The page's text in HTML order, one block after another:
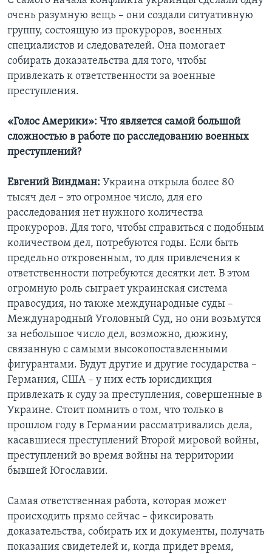
очень разумную вещь – они создали ситуативную
группу, состоящую из прокуроров, военных
специалистов и следователей. Она помогает
собирать доказательства для того, чтобы
привлекать к ответственности за военные
преступления.
«Голос Америки»: Что является самой большой
сложностью в работе по расследованию военных
преступлений?
Евгений Виндман: Украина открыла более 80
тысяч дел – это огромное число, для его
расследования нет нужного количества
прокуроров. Для того, чтобы справиться с подобным
количеством дел, потребуются годы. Если быть
предельно откровенным, то для привлечения к
ответственности потребуются десятки лет. В этом
огромную роль сыграет украинская система
правосудия, но также международные суды –
Международный Уголовный Суд, но они возьмутся
за небольшое число дел, возможно, дюжину,
связанную с самыми высокопоставленными
фигурантами. Будут другие и другие государства –
Германия, США – у них есть юрисдикция
привлекать к суду за преступления, совершенные в
Украине. Стоит помнить о том, что только в
прошлом году в Германии рассматривались дела,
касавшиеся преступлений Второй мировой войны,
преступлений во время войны на территории
бывшей Югославии.
Самая ответственная работа, которая может
происходить прямо сейчас – фиксировать
доказательства, собирать их и документы, получать
показания свидетелей и, когда придет время,